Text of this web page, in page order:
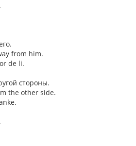
from him.
de li.
стороны.
the other side.